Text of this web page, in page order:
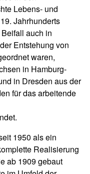
Lebens- und
Jahrhunderts
auch in
Entstehung von
waren,
in Hamburg-
in Dresden aus der
für das arbeitende
1950 als ein
Realisierung
ab 1909 gebaut